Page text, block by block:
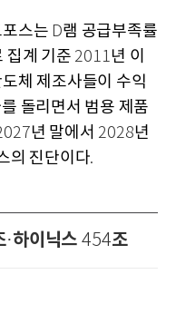
스는 D램 공급부족률
집계 기준 2011년 이
체 제조사들이 수익
돌리면서 범용 제품
년 말에서 2028년
의 진단이다.
·하이닉스 454조